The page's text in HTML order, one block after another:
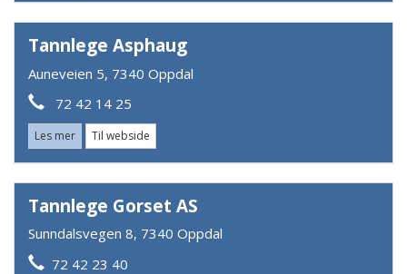
Tannlege Asphaug
Auneveien 5, 7340 Oppdal
72 42 14 25
Les mer Til webside
Tannlege Gorset AS
Sunndalsvegen 8, 7340 Oppdal
72 42 23 40